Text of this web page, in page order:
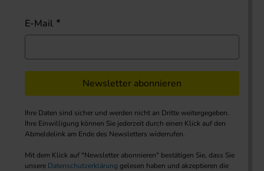
E-Mail
Newsletter abonnieren
Ihre Daten sind sicher und werden nicht an Dritte weitergegeben.
Ihre Einwilligung können Sie jederzeit durch einen Klick auf den
Abmeldelink am Ende des Newsletters widerrufen.
Mit dem Klick auf "Newsletter abonnieren" bestätigen Sie, dass Sie
unsere Datenschutzerklärung gelesen haben und akzeptieren die